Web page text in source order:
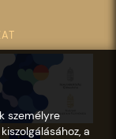
személyre
a